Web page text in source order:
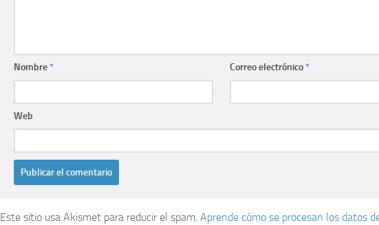
Nombre* Correo electrónico*
Web
Este sitio usa Akismet para reducir el spam. Aprende cómo se procesan los datos